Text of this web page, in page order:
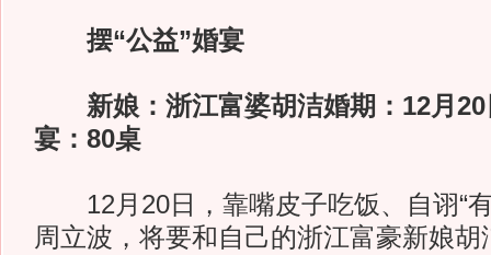
摆“公益”婚宴
新娘：浙江富婆胡洁婚期：12月
宴：80桌
12月20日，靠嘴皮子吃饭、自诩“有
周立波，将要和自己的浙江富豪新娘